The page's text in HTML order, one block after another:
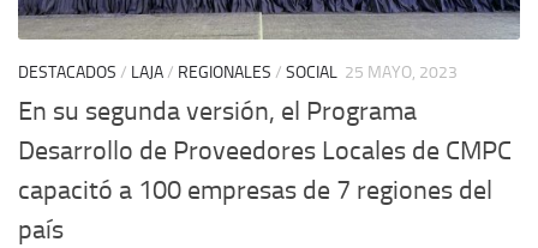
DESTACADOS / LAJA/ REGIONALES / SOCIAL 25 MAYO, 2023
En su segunda versión, el Programa
Desarrollo de Proveedores Locales de CMPC
capacitó a 100 empresas de 7 regiones del
país